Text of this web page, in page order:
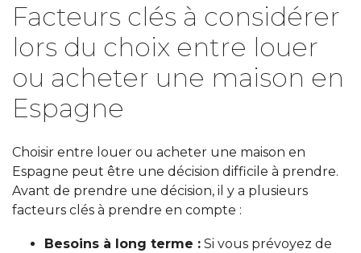
Facteurs clés à considérer
lors du choix entre louer
ou acheter une maison en
Espagne
Choisir entre louer ou acheter une maison en
Espagne peut être une décision difficile à prendre.
Avant de prendre une décision, il y a plusieurs
facteurs clés à prendre en compte :
Besoins à long terme : Si vous prévoyez de